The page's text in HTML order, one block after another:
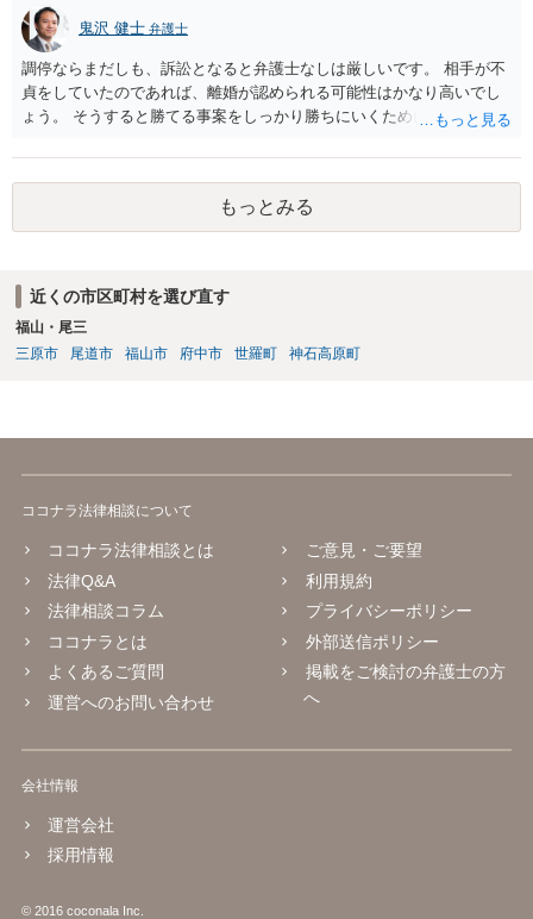
鬼沢 健士 弁護士
調停ならまだしも、訴訟となると弁護士なしは厳しいです。 相手が不
貞をしていたのであれば、離婚が認められる可能性はかなり高いでし
ょう。 そうすると勝てる事案をしっかり勝ちにいくためにも弁護士委
もっとみる
近くの市区町村を選び直す
福山・尾三
三原市
尾道市 福山市 府中市 世羅町 神石高原町
ココナラ法律相談について
ココナラ法律相談とは
法律Q&A
法律相談コラム
ココナラとは
よくあるご質問
運営へのお問い合わせ
ご意見・ご要望
利用規約
プライバシーポリシー
外部送信ポリシー
掲載をご検討の弁護士の方
へ
会社情報
運営会社
採用情報
© 2016 coconala Inc.